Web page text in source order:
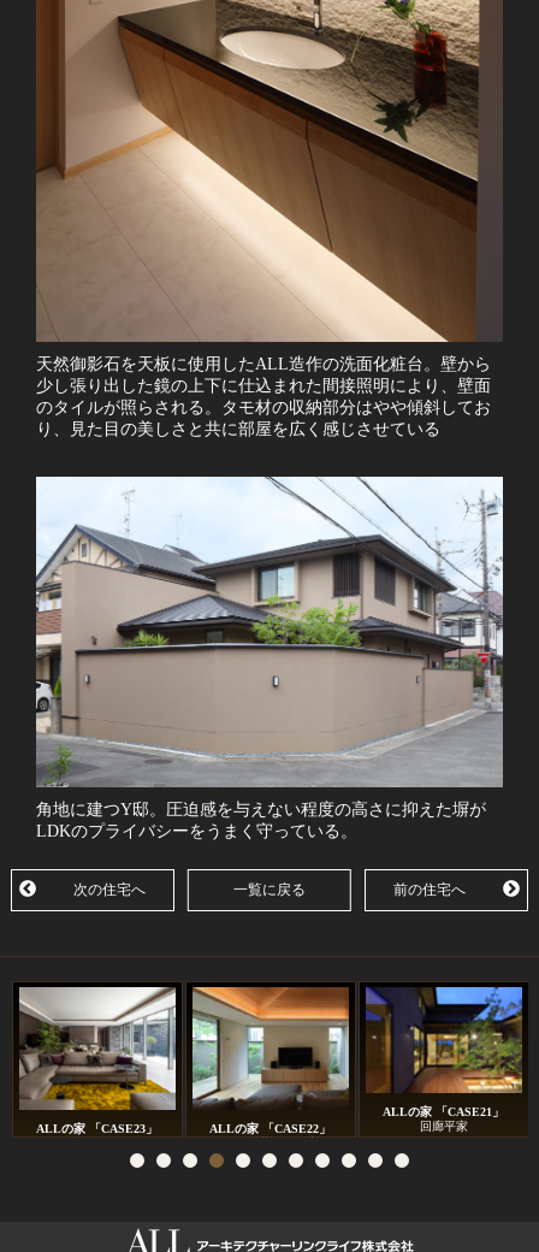
天然御影石を天板に使用したALL造作の洗面化粧台。壁から
少し張り出した鏡の上下に仕込まれた間接照明により、壁面
のタイルが照らされる。タモ材の収納部分はやや傾斜してお
り、見た目の美しさと共に部屋を広く感じさせている
角地に建つY邸。圧迫感を与えない程度の高さに抑えた塀が
LDKのプライバシーをうまく守っている。
前の住宅へ
一覧に戻る
次の住宅へ
ALLの家 「CASE23」
ALLの家 「CASE22」
ALLの家 「CASE21」
回廊平家